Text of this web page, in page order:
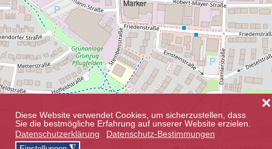
Diese Website verwendet Cookies, um sicherzustellen, dass
Sie die bestmögliche Erfahrung auf unserer Website erzielen.
Datenschutzerklärung
Datenschutz-Bestimmungen
❌